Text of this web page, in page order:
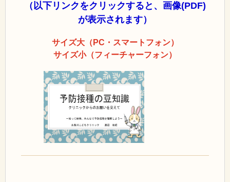
（以下リンクをクリックすると、画像(PDF)
が表示されます）
サイズ大（PC・スマートフォン）
サイズ小（フィーチャーフォン）